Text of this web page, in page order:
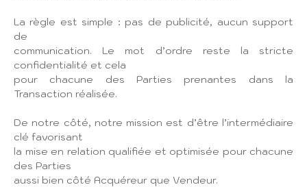
La règle est simple : pas de publicité, aucun support
de
communication. Le mot d’ordre reste la stricte
confidentialité et cela
pour chacune des Parties prenantes dans la
Transaction réalisée.
De notre côté, notre mission est d’être l’intermédiaire
clé favorisant
la mise en relation qualifiée et optimisée pour chacune
des Parties
aussi bien côté Acquéreur que Vendeur.